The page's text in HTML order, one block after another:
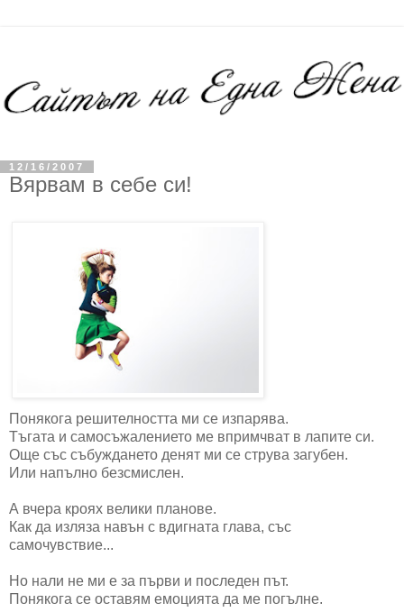
12/16/2007
Вярвам в себе си!
Понякога решителността ми се изпарява.
Тъгата и самосъжалението ме впримчват в лапите си.
Още със събуждането денят ми се струва загубен.
Или напълно безсмислен.
А вчера кроях велики планове.
Как да изляза навън с вдигната глава, със
самочувствие...
Но нали не ми е за първи и последен път.
Понякога се оставям емоцията да ме погълне.